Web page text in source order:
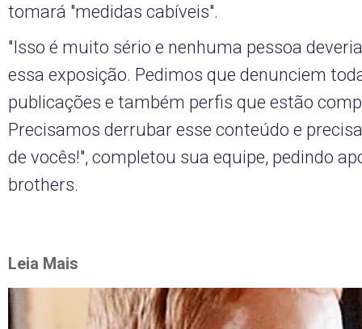
tomará "medidas cabíveis".
"Isso é muito sério e nenhuma pessoa
essa exposição. Pedimos que denunciem
publicações e também perfis que estão
Precisamos derrubar esse conteúdo e
de vocês!", completou sua equipe, pedindo
brothers.
Leia Mais